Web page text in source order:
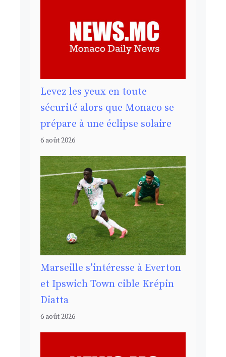
Levez les yeux en toute
sécurité alors que Monaco se
prépare à une éclipse solaire
6 août 2026
Marseille s’intéresse à Everton
et Ipswich Town cible Krépin
Diatta
6 août 2026